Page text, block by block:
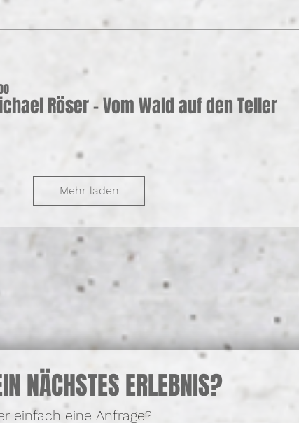
Röser – Vom Wald auf den Teller
Mehr laden
NÄCHSTES ERLEBNIS?
einfach eine Anfrage?